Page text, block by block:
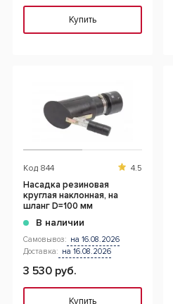
Купить
Код 844 4.5
Насадка резиновая
круглая наклонная, на
шланг D=100 мм
В наличии
Самовывоз: на 16.08.2026
Доставка: на 16.08.2026
3 530 руб.
Купить